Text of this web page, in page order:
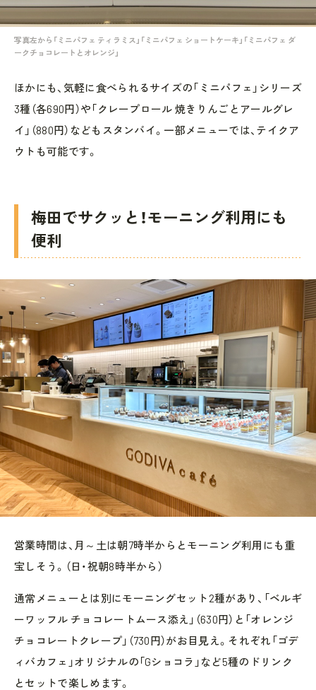
写真左から「ミニパフェ ティラミス」「ミニパフェ ショートケーキ」「ミニパフェ ダ
ークチョコレートとオレンジ」
ほかにも、気軽に食べられるサイズの「ミニパフェ」シリーズ
3種（各690円）や「クレープロール 焼きりんごとアールグレ
イ」（880円）などもスタンバイ。一部メニューでは、テイクア
ウトも可能です。
梅田でサクッと！モーニング利用にも
便利
営業時間は、月～土は朝7時半からとモーニング利用にも重
宝しそう。（日・祝朝8時半から）
通常メニューとは別にモーニングセット2種があり、「ベルギ
ーワッフル チョコレートムース添え」（630円）と「オレンジ
チョコレートクレープ」（730円）がお目見え。それぞれ「ゴデ
ィバカフェ」オリジナルの「Gショコラ」など5種のドリンク
とセットで楽しめます。